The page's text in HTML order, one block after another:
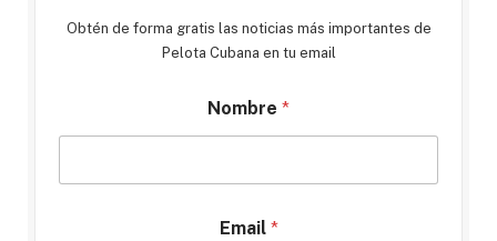
Obtén de forma gratis las noticias más importantes de
Pelota Cubana en tu email
Nombre *
Email *